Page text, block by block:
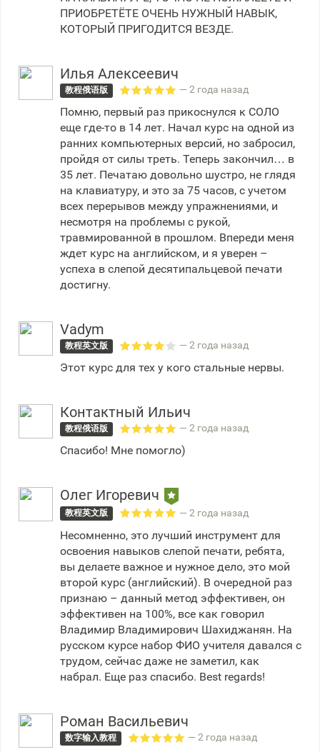
ПРИОБРЕТЁТЕ ОЧЕНЬ НУЖНЫЙ НАВЫК,
КОТОРЫЙ ПРИГОДИТСЯ ВЕЗДЕ.
Илья Алексеевич
教程俄语版 — 2 года назад
Помню, первый раз прикоснулся к СОЛО
еще где-то в 14 лет. Начал курс на одной из
ранних компьютерных версий, но забросил,
пройдя от силы треть. Теперь закончил… в
35 лет. Печатаю довольно шустро, не глядя
на клавиатуру, и это за 75 часов, с учетом
всех перерывов между упражнениями, и
несмотря на проблемы с рукой,
травмированной в прошлом. Впереди меня
ждет курс на английском, и я уверен –
успеха в слепой десятипальцевой печати
достигну.
Vadym
教程英文版 — 2 года назад
Этот курс для тех у кого стальные нервы.
Контактный Ильич
教程俄语版 — 2 года назад
Спасибо! Мне помогло)
Олег Игоревич
教程英文版 — 2 года назад
Несомненно, это лучший инструмент для
освоения навыков слепой печати, ребята,
вы делаете важное и нужное дело, это мой
второй курс (английский). В очередной раз
признаю – данный метод эффективен, он
эффективен на 100%, все как говорил
Владимир Владимирович Шахиджанян. На
русском курсе набор ФИО учителя давался с
трудом, сейчас даже не заметил, как
набрал. Еще раз спасибо. Best regards!
Роман Васильевич
数字输入教程 — 2 года назад